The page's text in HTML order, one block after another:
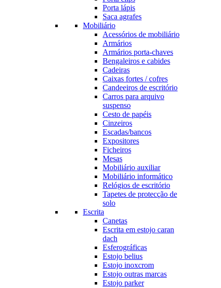
Porta lápis
Saca agrafes
Mobiliário
Acessórios de mobiliário
Armários
Armários porta-chaves
Bengaleiros e cabides
Cadeiras
Caixas fortes / cofres
Candeeiros de escritório
Carros para arquivo
suspenso
Cesto de papéis
Cinzeiros
Escadas/bancos
Expositores
Ficheiros
Mesas
Mobiliário auxiliar
Mobiliário informático
Relógios de escritório
Tapetes de protecção de
solo
Escrita
Canetas
Escrita em estojo caran
dach
Esferográficas
Estojo belius
Estojo inoxcrom
Estojo outras marcas
Estojo parker